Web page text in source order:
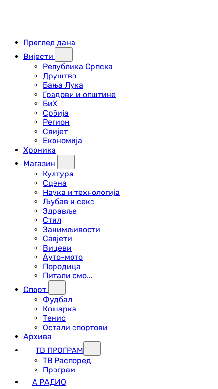
Преглед дана
Вијести
Република Српска
Друштво
Бања Лука
Градови и општине
БиХ
Србија
Регион
Свијет
Економија
Хроника
Магазин
Култура
Сцена
Наука и технологија
Љубав и секс
Здравље
Стил
Занимљивости
Савјети
Вицеви
Ауто-мото
Породица
Питали смо...
Спорт
Фудбал
Кошарка
Тенис
Остали спортови
Архива
ТВ ПРОГРАМ
ТВ Распоред
Програм
А РАДИО